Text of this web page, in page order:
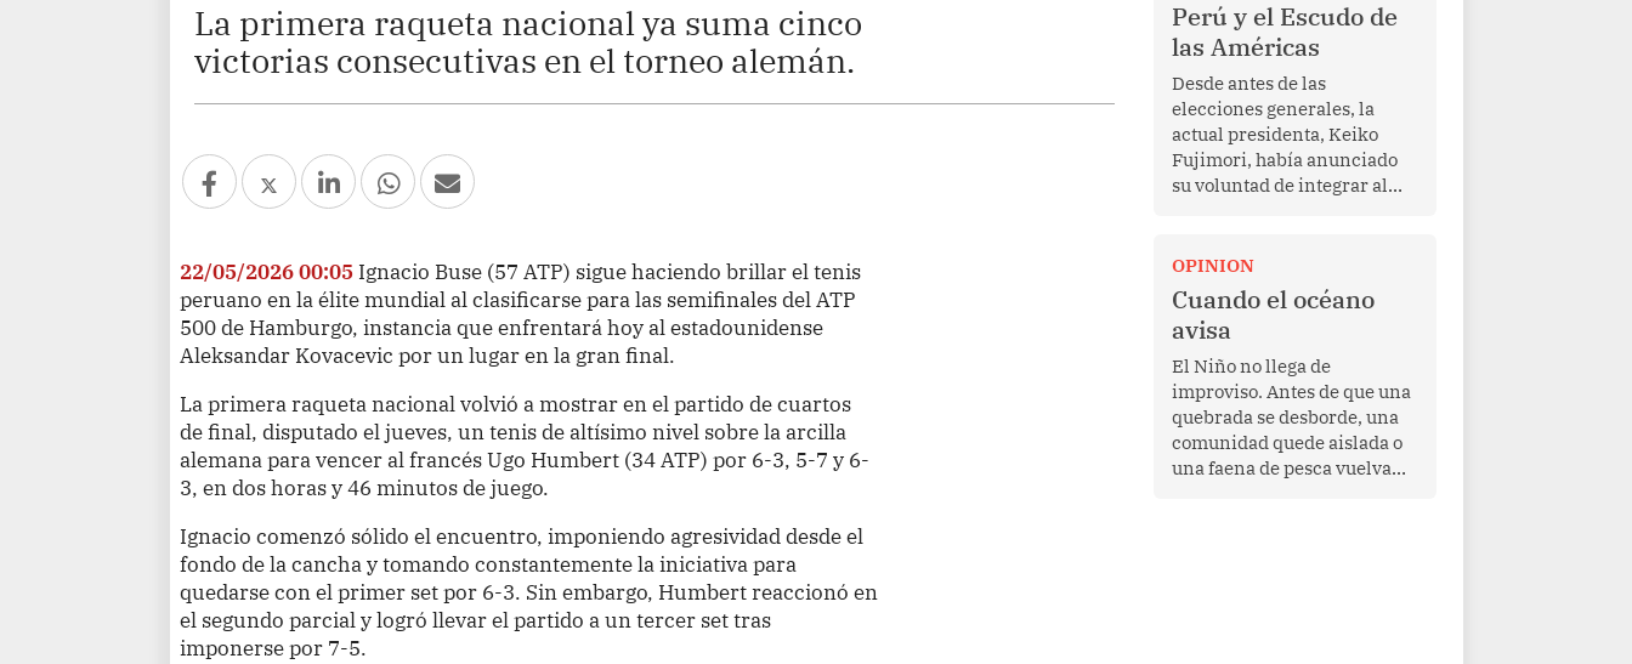
La primera raqueta nacional ya suma cinco
victorias consecutivas en el torneo alemán.
22/05/2026 00:05 Ignacio Buse (57 ATP) sigue haciendo brillar el tenis
peruano en la élite mundial al clasificarse para las semifinales del ATP
500 de Hamburgo, instancia que enfrentará hoy al estadounidense
Aleksandar Kovacevic por un lugar en la gran final.
La primera raqueta nacional volvió a mostrar en el partido de cuartos
de final, disputado el jueves, un tenis de altísimo nivel sobre la arcilla
alemana para vencer al francés Ugo Humbert (34 ATP) por 6-3, 5-7 y 6-
3, en dos horas y 46 minutos de juego.
Ignacio comenzó sólido el encuentro, imponiendo agresividad desde el
fondo de la cancha y tomando constantemente la iniciativa para
quedarse con el primer set por 6-3. Sin embargo, Humbert reaccionó en
el segundo parcial y logró llevar el partido a un tercer set tras
imponerse por 7-5.
Perú y el Escudo de
las Américas
Desde antes de las
elecciones generales, la
actual presidenta, Keiko
Fujimori, había anunciado
su voluntad de integrar al
en marzo de este año por el
mandatario estadounidense
Donald Trump, con el fin de
enfrentar al crimen
transnacional organizado y
al tráfico de drogas.
OPINION
Cuando el océano
avisa
El Niño no llega de
improviso. Antes de que una
quebrada se desborde, una
comunidad quede aislada o
una faena de pesca vuelva